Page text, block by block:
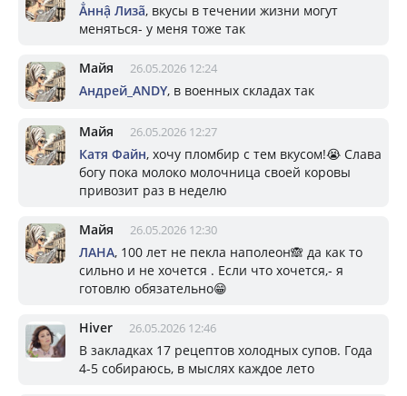
Ẳннậ Лизã, вкусы в течении жизни могут
меняться- у меня тоже так
Майя 26.05.2026 12:24
Андрей_ANDY, в военных складах так
Майя 26.05.2026 12:27
Катя Файн, хочу пломбир с тем вкусом!😭 Слава
богу пока молоко молочница своей коровы
привозит раз в неделю
Майя 26.05.2026 12:30
ЛАНА, 100 лет не пекла наполеон🙈 да как то
сильно и не хочется . Если что хочется,- я
готовлю обязательно😁
Hiver 26.05.2026 12:46
В закладках 17 рецептов холодных супов. Года
4-5 собираюсь, в мыслях каждое лето